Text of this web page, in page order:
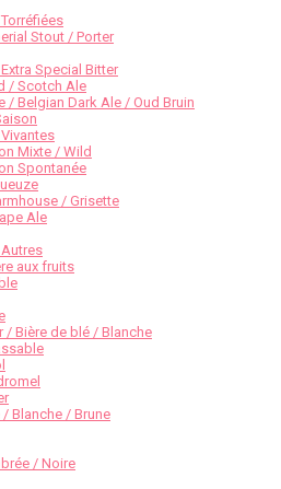
Stout / Porter
Special Bitter
/ Scotch Ale
/ Belgian Dark Ale / Oud Bruin
Mixte / Wild
Spontanée
/ Grisette
Ale
aux fruits
/ Bière de blé / Blanche
Blanche / Brune
/ Noire